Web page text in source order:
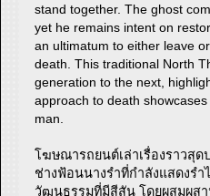
stand together. The ghost
yet he remains intent on
an ultimatum to either leave
death. This traditional North
generation to the next,
approach to death
man.
โฆษณารถยนต์เล่าเรื่องราวสุ
ช่างฟ้อนนางรำที่กำลังแสดงร
วัฒนธรรมที่มีสีสัน โดยผสมผสา